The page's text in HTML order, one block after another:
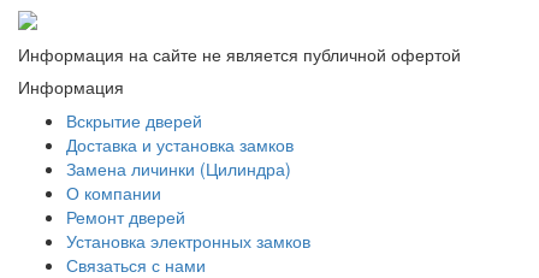
Информация на сайте не является публичной офертой
Информация
Вскрытие дверей
Доставка и установка замков
Замена личинки (Цилиндра)
О компании
Ремонт дверей
Установка электронных замков
Связаться с нами